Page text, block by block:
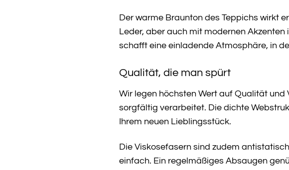
Der warme Braunton des Teppichs wirkt
Leder, aber auch mit modernen
schafft eine einladende Atmosphäre, in
Qualität, die man spürt
Wir legen höchsten Wert auf Qualität
sorgfältig verarbeitet. Die dichte
Ihrem neuen Lieblingsstück.
Die Viskosefasern sind zudem
einfach. Ein regelmäßiges Absaugen